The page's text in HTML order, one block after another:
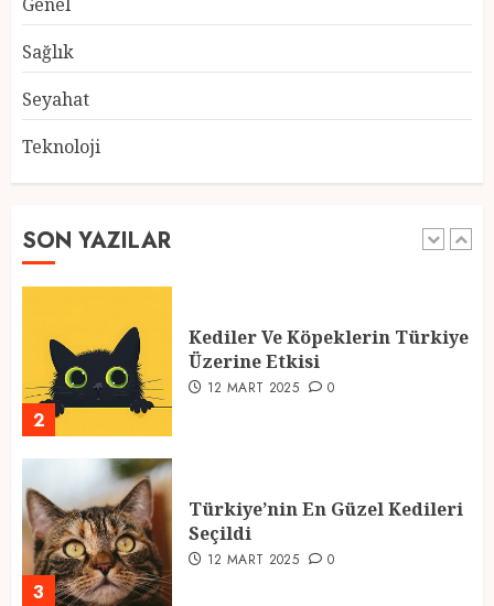
Sağlık
Seyahat
Teknoloji
SON YAZILAR
5
1
2025 En İyi Yaz Tatilleri
2
Kediler Ve Köpeklerin Türkiye
Üzerine Etkisi
12 MART 2025 0
3
Türkiye’nin En Güzel Kedileri
Seçildi
12 MART 2025 0